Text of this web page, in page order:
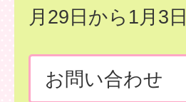
月29日から1月3
お問い合わせ